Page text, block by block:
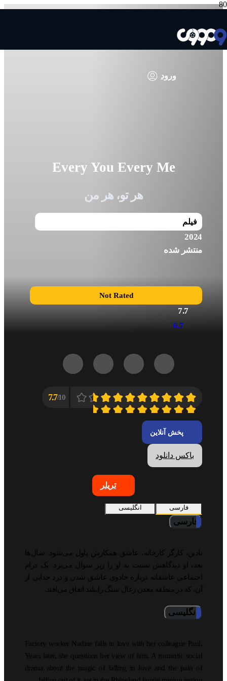
ورود
Every You Every Me
هر تو، هر من
فیلم
2024
منتشر شده
Not Rated
7.7
6.7
10/
7.7
پخش آنلاین
باکس دانلود
تریلر
فارسی انگلیسی
فارسی
نادین، کارگر کارخانه، عاشق همکارش پاول می‌شود. سال‌ها
بعد، او دیدگاهش نسبت به او را زیر سوال می‌برد. یک درام
اجتماعی عاشقانه درباره جادوی عاشق شدن و درد جدایی از
آن، که در منطقه معدن زغال سنگ راینلند اتفاق می‌افتد.
انگلیسی
Factory worker Nadine falls in love with her colleague Paul.
Years later, she questions her view of him. A romantic social
drama about the magic of falling in love and the pain of